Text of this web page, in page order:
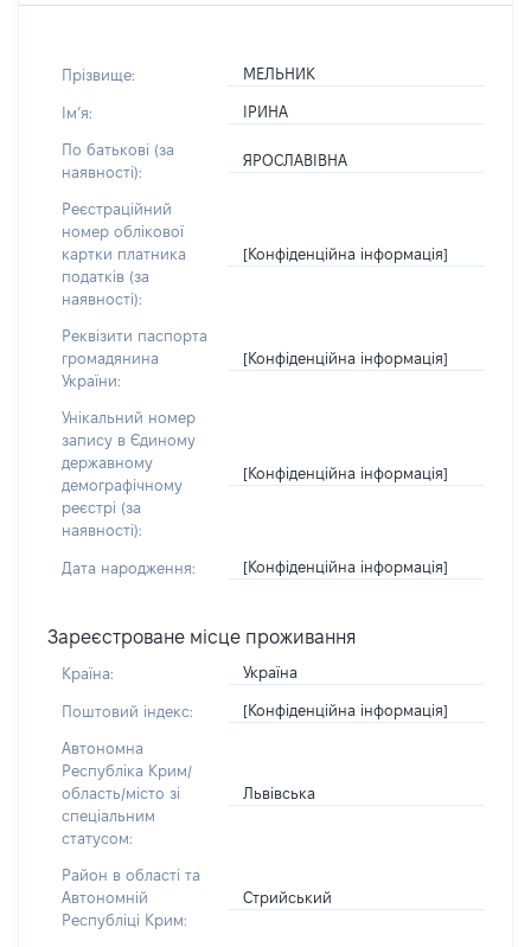
Прізвище: МЕЛЬНИК
Імʼя: ІРИНА
По батькові (за
наявності):
ЯРОСЛАВІВНА
Реєстраційний
номер облікової
картки платника
податків (за
наявності):
[Конфіденційна інформація]
Реквізити паспорта
громадянина
України:
[Конфіденційна інформація]
Унікальний номер
запису в Єдиному
державному
демографічному
реєстрі (за
наявності):
[Конфіденційна інформація]
Дата народження: [Конфіденційна інформація]
Зареєстроване місце проживання
Країна: Україна
Поштовий індекс: [Конфіденційна інформація]
Автономна
Республіка Крим/
область/місто зі
спеціальним
статусом:
Львівська
Район в області та
Автономній
Республіці Крим:
Стрийський